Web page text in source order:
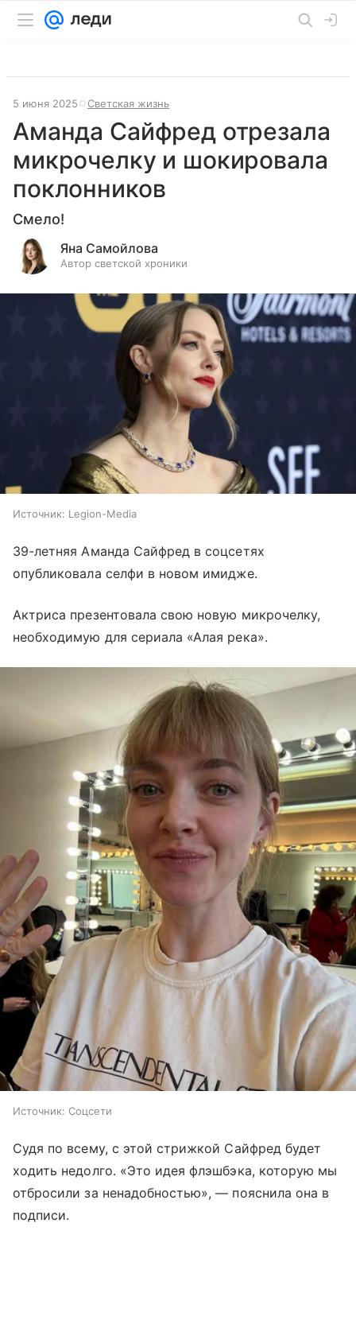
5 июня 2025 Светская жизнь
Аманда Сайфред отрезала
микрочелку и шокировала
поклонников
Смело!
Яна Самойлова
Автор светской хроники
Источник: Legion-Media
39-летняя Аманда Сайфред в соцсетях
опубликовала селфи в новом имидже.
Актриса презентовала свою новую микрочелку,
необходимую для сериала «Алая река».
Источник: Соцсети
Судя по всему, с этой стрижкой Сайфред будет
ходить недолго. «Это идея флэшбэка, которую мы
отбросили за ненадобностью», — пояснила она в
подписи.